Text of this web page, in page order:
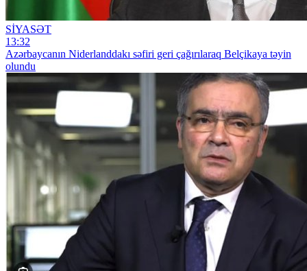
SİYASƏT
13:32
Azərbaycanın Niderlanddakı səfiri geri çağırılaraq Belçikaya təyin
olundu